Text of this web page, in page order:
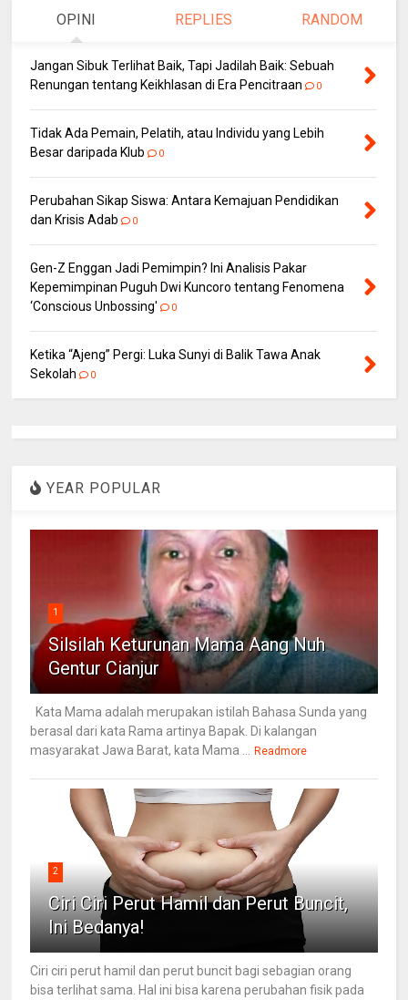
OPINI REPLIES RANDOM
Jangan Sibuk Terlihat Baik, Tapi Jadilah Baik: Sebuah
Renungan tentang Keikhlasan di Era Pencitraan
0
Tidak Ada Pemain, Pelatih, atau Individu yang Lebih
Besar daripada Klub
0
Perubahan Sikap Siswa: Antara Kemajuan Pendidikan
dan Krisis Adab
0
Gen-Z Enggan Jadi Pemimpin? Ini Analisis Pakar
Kepemimpinan Puguh Dwi Kuncoro tentang Fenomena
‘Conscious Unbossing'
0
Ketika “Ajeng” Pergi: Luka Sunyi di Balik Tawa Anak
Sekolah
0
YEAR POPULAR
1
Silsilah Keturunan Mama Aang Nuh
Gentur Cianjur
Kata Mama adalah merupakan istilah Bahasa Sunda yang
berasal dari kata Rama artinya Bapak. Di kalangan
masyarakat Jawa Barat, kata Mama ...
Readmore
2
Ciri Ciri Perut Hamil dan Perut Buncit,
Ini Bedanya!
Ciri ciri perut hamil dan perut buncit bagi sebagian orang
bisa terlihat sama. Hal ini bisa karena perubahan fisik pada